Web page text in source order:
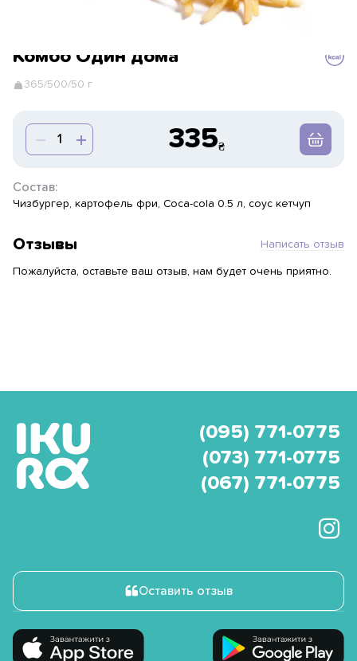
Комбо Один дома
365/500/50 г
335
Состав:
Чизбургер, картофель фри, Coca-cola 0.5 л, соус кетчуп
Отзывы Написать отзыв
Пожалуйста, оставьте ваш отзыв, нам будет очень приятно.
(095) 771-0775
(073) 771-0775
(067) 771-0775
Оставить отзыв